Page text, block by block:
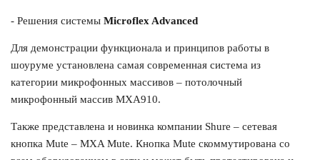
- Решения системы Microflex Advanced
Для демонстрации функционала и принципов работы в
шоуруме установлена самая современная система из
категории микрофонных массивов – потолочный
микрофонный массив MXA910.
Также представлена и новинка компании Shure – сетевая
кнопка Mute – MXA Mute. Кнопка Mute скоммутирована со